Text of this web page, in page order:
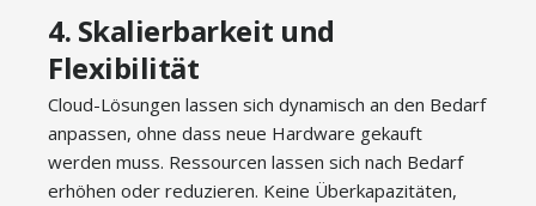
4. Skalierbarkeit und
Flexibilität
Cloud-Lösungen lassen sich dynamisch an den Bedarf
anpassen, ohne dass neue Hardware gekauft
werden muss. Ressourcen lassen sich nach Bedarf
erhöhen oder reduzieren. Keine Überkapazitäten,